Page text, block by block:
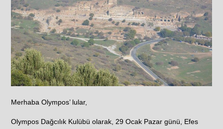
Merhaba Olympos’ lular,
Olympos Dağcılık Kulübü olarak, 29 Ocak Pazar günü, Efes